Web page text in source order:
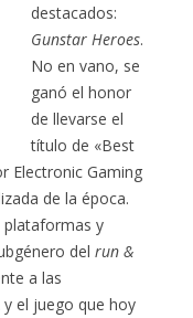
destacados:
Gunstar Heroes.
No en vano, se
ganó el honor
de llevarse el
título de «Best
Electronic Gaming
de la época.
plataformas y
delrun &
a las
y el juego que hoy